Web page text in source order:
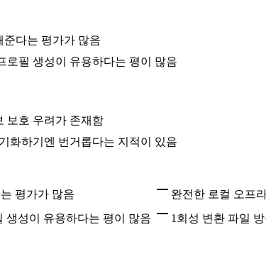
다는 평가가 많음
로필 생성이 유용하다는 평이 많음
보호 우려가 존재함
화하기엔 번거롭다는 지적이 있음
평가가 많음
완전한 로컬 오프
생성이 유용하다는 평이 많음
1회성 변환 파일